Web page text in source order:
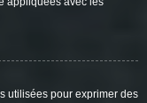
utilisées pour exprimer des